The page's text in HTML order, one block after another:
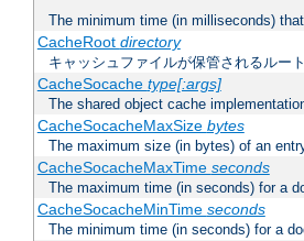
The minimum time (in milliseconds)
CacheRoot directory
キャッシュファイルが保管されるルー
CacheSocache type[:args]
The shared object cache
CacheSocacheMaxSize bytes
The maximum size (in bytes) of an
CacheSocacheMaxTime seconds
The maximum time (in seconds) for a
CacheSocacheMinTime seconds
The minimum time (in seconds) for a